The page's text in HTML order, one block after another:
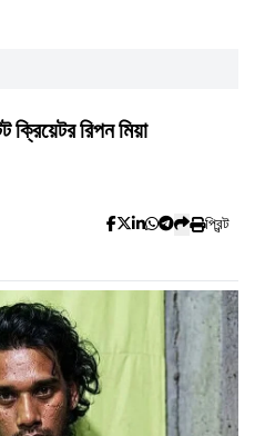
ক্রিয়েটর রিপন মিয়া
প্রিন্ট